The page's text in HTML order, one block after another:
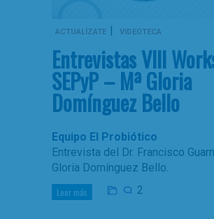
ACTUALÍZATE | VIDEOTECA
Entrevistas VIII
SEPyP – Mª Gloria
Domínguez Bello
Equipo El Probiótico
Entrevista del Dr. Francisco
Gloria Domínguez Bello.
Leer más 2